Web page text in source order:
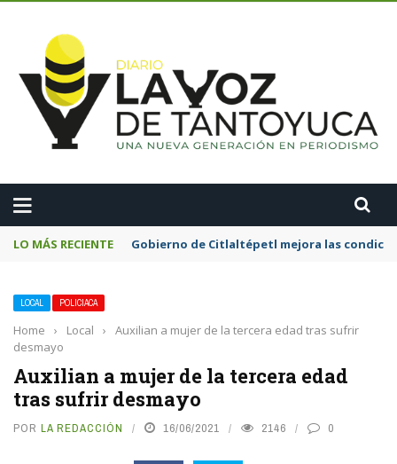
LO MÁS RECIENTE Gobierno de Citlaltépetl mejora las
LOCAL POLICIACA
Home › Local ›
Auxilian a mujer de la tercera edad tras sufrir
desmayo
Auxilian a mujer de la tercera edad
tras sufrir desmayo
POR LA REDACCIÓN 16/06/2021 2146 0